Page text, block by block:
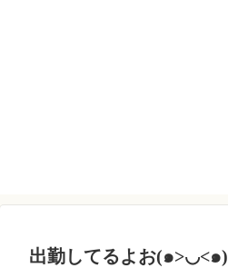
出勤してるよお(๑>◡<๑)